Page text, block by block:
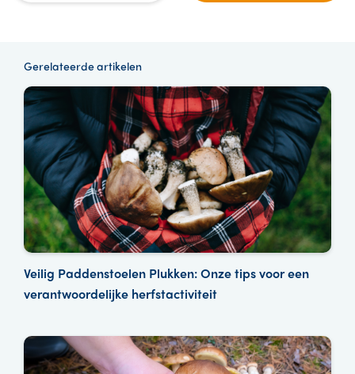
Gerelateerde artikelen
Veilig Paddenstoelen Plukken: Onze tips voor een
verantwoordelijke herfstactiviteit